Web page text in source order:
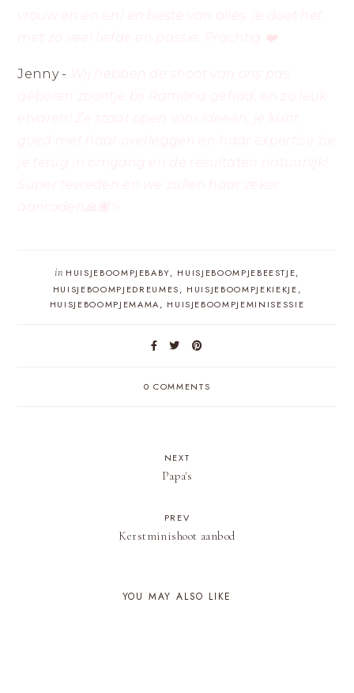
vrouw en en en) en beste van alles: je doet het
met zo veel liefde en passie. Prachtig ❤️
Jenny -
Wij hebben de shoot van ons pas
geboren zoontje bij Ramona gehad, en zo leuk
ervaren! Ze staat open voor ideeën, je kunt
goed met haar overleggen en haar expertise zie
je terug in omgang en de resultaten natuurlijk!
Super tevreden en we zullen haar zeker
aanraden🙏🏽✨
in HUISJEBOOMPJEBABY, HUISJEBOOMPJEBEESTJE,
HUISJEBOOMPJEDREUMES, HUISJEBOOMPJEKIEKJE,
HUISJEBOOMPJEMAMA, HUISJEBOOMPJEMINISESSIE
0 COMMENTS
NEXT
Papa's
PREV
Kerstminishoot aanbod
YOU MAY ALSO LIKE